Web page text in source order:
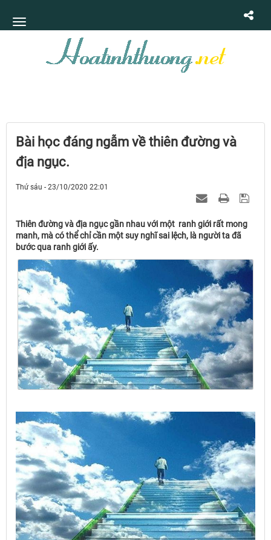
Bài học đáng ngẫm về thiên đường và
địa ngục.
Thứ sáu - 23/10/2020 22:01
Thiên đường và địa ngục gần nhau với một ranh giới rất mong
manh, mà có thể chỉ cần một suy nghĩ sai lệch, là người ta đã
bước qua ranh giới ấy.